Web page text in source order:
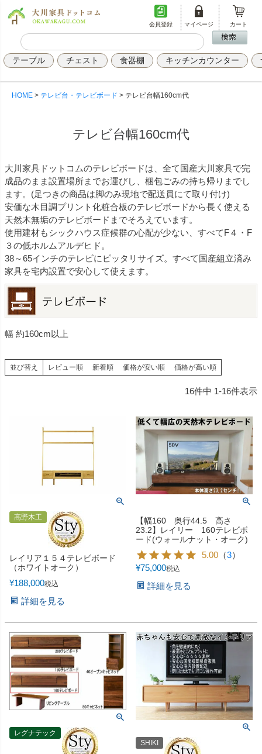
会員登録 マイページ カート
テーブル チェスト 食器棚 キッチンカウンター
HOME テレビ台・テレビボード テレビ台幅160cm代
テレビ台幅160cm代
大川家具ドットコムのテレビボードは、全て国産大川家具で完
成品のまま設置場所までお運びし、梱包ごみの持ち帰りまでし
ます。(足つきの商品は脚のみ現地で配送員にて取り付け)
安価な木目調プリント化粧合板のテレビボードから長く使える
天然木無垢のテレビボードまでそろえています。
使用建材もシックハウス症候群の心配が少ない、すべてF４・F
３の低ホルムアルデヒド。
38～65インチのテレビにピッタリサイズ。すべて国産組立済み
家具を宅内設置で安心して使えます。
幅 約160cm以上
並び替え レビュー順 新着順 価格が安い順 価格が高い順
16件中 1-16件表示
高野木工
レイリア１５４テレビボード
（ホワイトオーク）
¥188,000税込
詳細を見る
【幅160 奥行44.5 高さ
23.2】レイリー 160テレビボ
ード(ウォールナット・オーク)
5.00 （3）
¥75,000税込
詳細を見る
レグナテック
SHIKI